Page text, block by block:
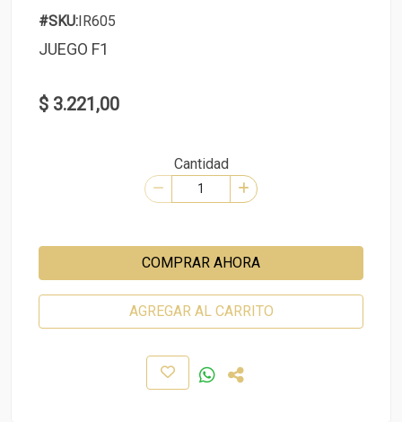
#SKU:IR605
JUEGO F1
$ 3.221,00
Cantidad
COMPRAR AHORA
AGREGAR AL CARRITO